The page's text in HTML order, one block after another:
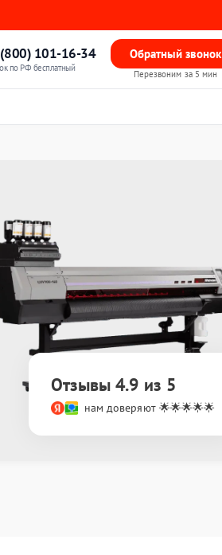
101-16-34
по РФ бесплатный
Обратный звонок
Перезвоним за 5 мин
Отзывы 4.9 из 5
нам доверяют 🌟🌟🌟🌟🌟